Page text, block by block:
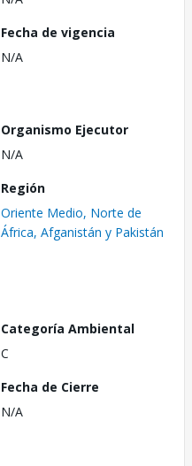
Fecha de vigencia
N/A
Organismo Ejecutor
N/A
Región
Oriente Medio, Norte de
África, Afganistán y Pakistán
Categoría Ambiental
C
Fecha de Cierre
N/A